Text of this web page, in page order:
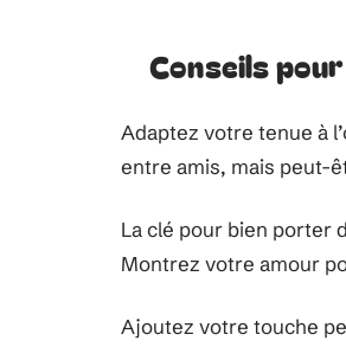
Conseils
Adaptez votre tenue à
entre amis, mais peut-
La clé pour bien porter
Montrez votre amour
Ajoutez votre touche